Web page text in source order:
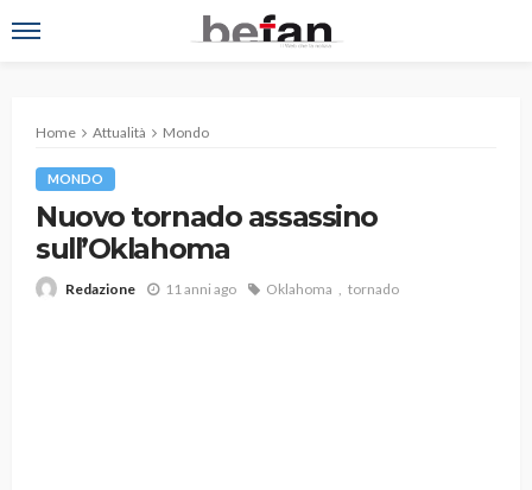
Home Attualità Mondo
MONDO
Nuovo tornado assassino
sull’Oklahoma
Redazione 11 anni ago Oklahoma tornado